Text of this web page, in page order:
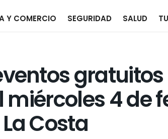
Y COMERCIO SEGURIDAD SALUD
miércoles 4 de
Costa